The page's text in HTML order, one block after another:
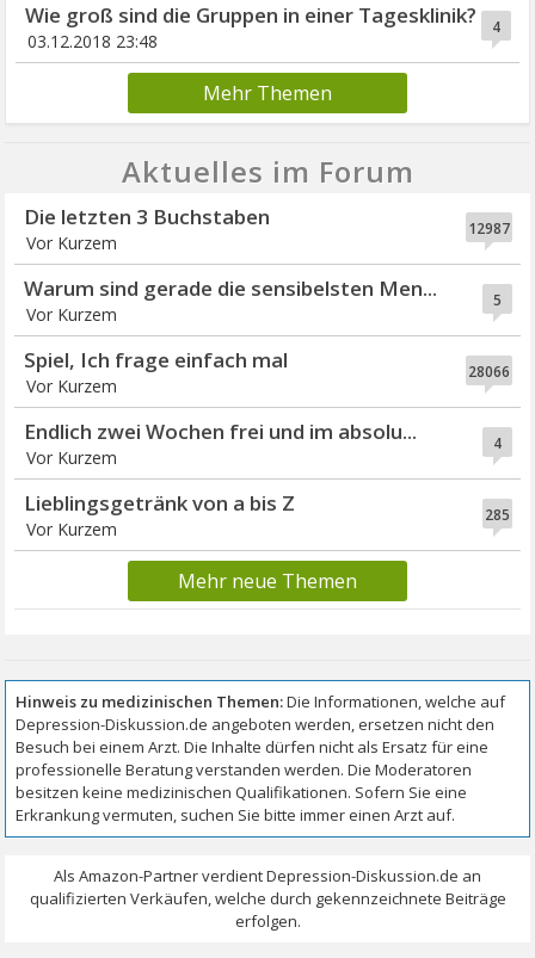
4
Wie groß sind die Gruppen in einer Tagesklinik?
03.12.2018 23:48
Mehr Themen
Aktuelles im Forum
12987
Die letzten 3 Buchstaben
Vor Kurzem
5
Warum sind gerade die sensibelsten Men...
Vor Kurzem
28066
Spiel, Ich frage einfach mal
Vor Kurzem
4
Endlich zwei Wochen frei und im absolu...
Vor Kurzem
285
Lieblingsgetränk von a bis Z
Vor Kurzem
Mehr neue Themen